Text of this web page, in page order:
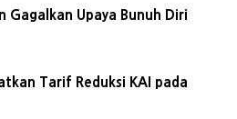
Gagalkan Upaya Bunuh Diri
Tarif Reduksi KAI pada